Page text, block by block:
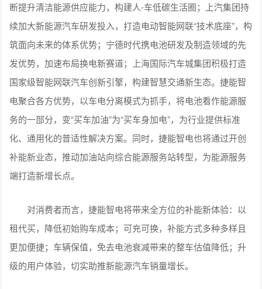
断提升清洁能源供应能力，构建人-车低碳生活圈；上汽集团持
续加大新能源汽车研发投入，打造电动智能网联“技术底座”，构
筑面向未来的体系优势；宁德时代携电池研发及制造领域的先
发优势，加速布局换电新赛道；上海国际汽车城集团积极打造
国家级智能网联汽车创新引擎，构建智慧交通新生态。捷能智
电聚合各方优势，以车电分离模式为抓手，将电池看作能源服
务的一部分，变“买车加油”为“买车身加电”，为行业提供标准
化、通用化的普适性解决方案。同时，捷能智电也将通过开创
补能新业态，推动加油站向综合能源服务站转型，为能源服务
端打造新增长点。
对消费者而言，捷能智电将带来全方位的补能新体验：以
租代买，降低初始购车成本；可充可换，补能方式多种多样且
更加便捷；车辆保值，免去电池衰减带来的整车估值降低；升
级的用户体验，切实助推新能源汽车销量增长。